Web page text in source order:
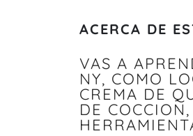
ACERCA DE
VAS A
NY, COMO
CREMA DE
DE